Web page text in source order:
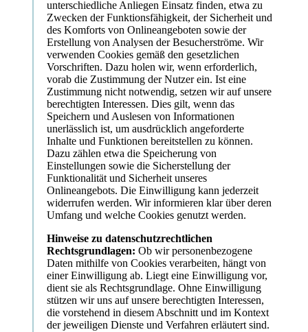
unterschiedliche Anliegen Einsatz finden, etwa zu
Zwecken der Funktionsfähigkeit, der Sicherheit und
des Komforts von Onlineangeboten sowie der
Erstellung von Analysen der Besucherströme. Wir
verwenden Cookies gemäß den gesetzlichen
Vorschriften. Dazu holen wir, wenn erforderlich,
vorab die Zustimmung der Nutzer ein. Ist eine
Zustimmung nicht notwendig, setzen wir auf unsere
berechtigten Interessen. Dies gilt, wenn das
Speichern und Auslesen von Informationen
unerlässlich ist, um ausdrücklich angeforderte
Inhalte und Funktionen bereitstellen zu können.
Dazu zählen etwa die Speicherung von
Einstellungen sowie die Sicherstellung der
Funktionalität und Sicherheit unseres
Onlineangebots. Die Einwilligung kann jederzeit
widerrufen werden. Wir informieren klar über deren
Umfang und welche Cookies genutzt werden.
Hinweise zu datenschutzrechtlichen
Rechtsgrundlagen: Ob wir personenbezogene
Daten mithilfe von Cookies verarbeiten, hängt von
einer Einwilligung ab. Liegt eine Einwilligung vor,
dient sie als Rechtsgrundlage. Ohne Einwilligung
stützen wir uns auf unsere berechtigten Interessen,
die vorstehend in diesem Abschnitt und im Kontext
der jeweiligen Dienste und Verfahren erläutert sind.